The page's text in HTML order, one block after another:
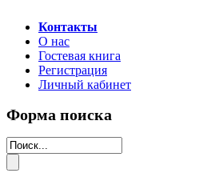
Контакты
О нас
Гостевая книга
Регистрация
Личный кабинет
Форма поиска